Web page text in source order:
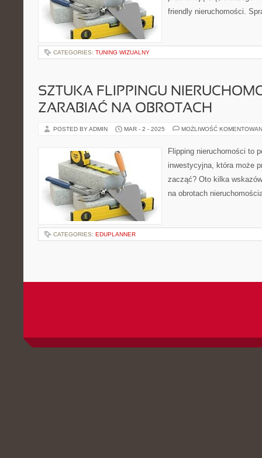
friendly nieruchomości.
CATEGORIES: TUNING WIZUALNY
SZTUKA FLIPPINGU
ZARABIAĆ NA OBROTACH
POSTED BY ADMIN MAR - 2 - 2025 MOŻLIWOŚĆ
Flipping nieruchomości to
inwestycyjna, która może
zacząć? Oto kilka
na obrotach
CATEGORIES: EDUPLANNER